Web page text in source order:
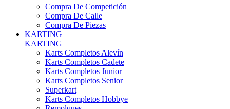
Compra De Calle
Compra De Piezas
KARTING
KARTING
Karts Completos Alevín
Karts Completos Cadete
Karts Completos Junior
Karts Completos Senior
Superkart
Karts Completos Hobbye
Remolques
PIEZAS Y EQUIPACIONES